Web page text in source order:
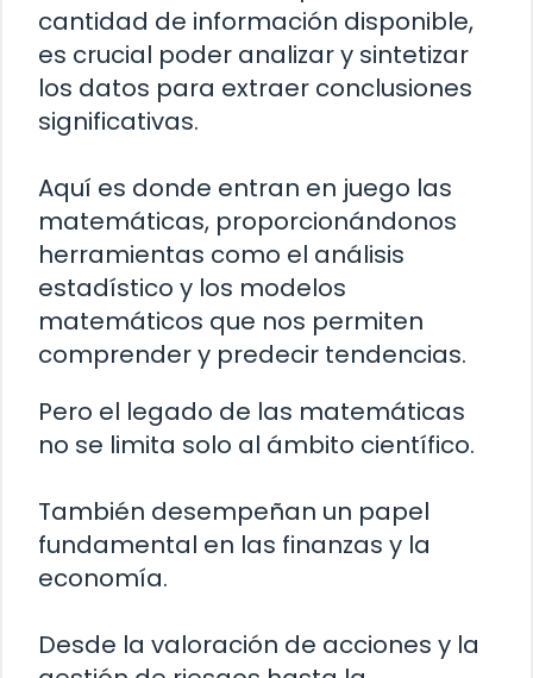
cantidad de información disponible,
es crucial poder analizar y sintetizar
los datos para extraer conclusiones
significativas.
Aquí es donde entran en juego las
matemáticas, proporcionándonos
herramientas como el análisis
estadístico y los modelos
matemáticos que nos permiten
comprender y predecir tendencias.
Pero el legado de las matemáticas
no se limita solo al ámbito científico.
También desempeñan un papel
fundamental en las finanzas y la
economía.
Desde la valoración de acciones y la